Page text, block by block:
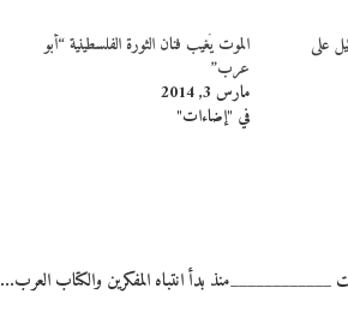
على
الموت يُغيب فنان الثورة الفلسطينية “أبو
عرب”
مارس 3, 2014
في "إضاءات"
بدأ انتباه المفكرين والكتاب العرب…